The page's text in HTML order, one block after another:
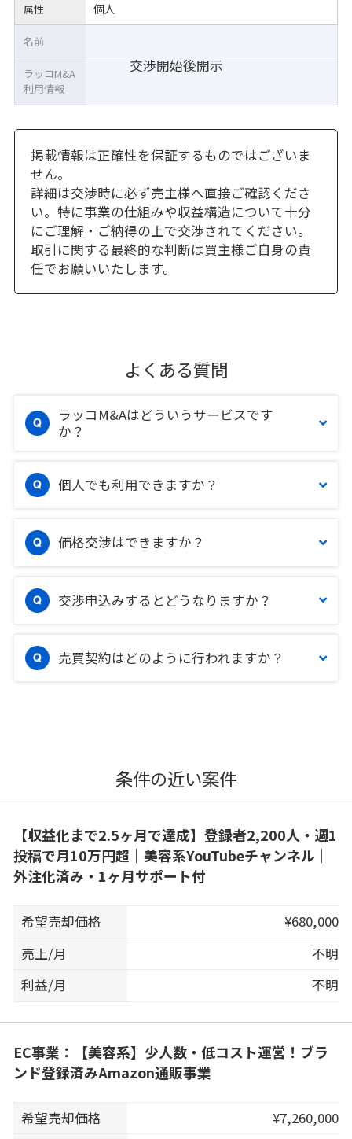
属性 個人
交渉開始後開示
名前
ラッコM&A
利用情報
掲載情報は正確性を保証するものではございま
せん。
詳細は交渉時に必ず売主様へ直接ご確認くださ
い。特に事業の仕組みや収益構造について十分
にご理解・ご納得の上で交渉されてください。
取引に関する最終的な判断は買主様ご自身の責
任でお願いいたします。
よくある質問
ラッコM&Aはどういうサービスです
か？
個人でも利用できますか？
価格交渉はできますか？
交渉申込みするとどうなりますか？
売買契約はどのように行われますか？
条件の近い案件
【収益化まで2.5ヶ月で達成】登録者2,200人・週1
投稿で月10万円超｜美容系YouTubeチャンネル｜
外注化済み・1ヶ月サポート付
希望売却価格
¥680,000
売上/月
不明
利益/月
不明
EC事業：【美容系】少人数・低コスト運営！ブラ
ンド登録済みAmazon通販事業
希望売却価格
¥7,260,000